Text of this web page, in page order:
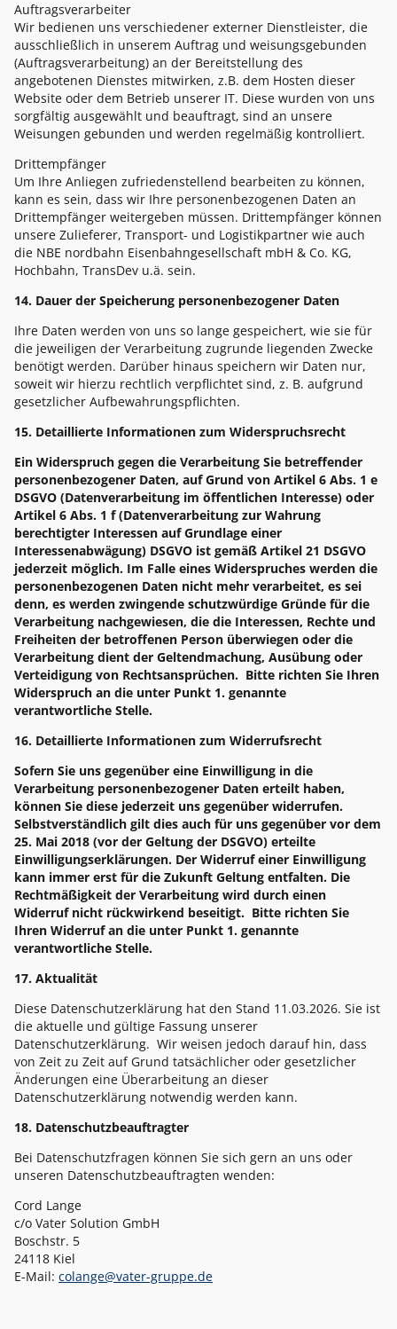
Auftragsverarbeiter
Wir bedienen uns verschiedener externer Dienstleister, die
ausschließlich in unserem Auftrag und weisungsgebunden
(Auftragsverarbeitung) an der Bereitstellung des
angebotenen Dienstes mitwirken, z.B. dem Hosten dieser
Website oder dem Betrieb unserer IT. Diese wurden von uns
sorgfältig ausgewählt und beauftragt, sind an unsere
Weisungen gebunden und werden regelmäßig kontrolliert.
Drittempfänger
Um Ihre Anliegen zufriedenstellend bearbeiten zu können,
kann es sein, dass wir Ihre personenbezogenen Daten an
Drittempfänger weitergeben müssen. Drittempfänger können
unsere Zulieferer, Transport- und Logistikpartner wie auch
die NBE nordbahn Eisenbahngesellschaft mbH & Co. KG,
Hochbahn, TransDev u.ä. sein.
14. Dauer der Speicherung personenbezogener Daten
Ihre Daten werden von uns so lange gespeichert, wie sie für
die jeweiligen der Verarbeitung zugrunde liegenden Zwecke
benötigt werden. Darüber hinaus speichern wir Daten nur,
soweit wir hierzu rechtlich verpflichtet sind, z. B. aufgrund
gesetzlicher Aufbewahrungspflichten.
15. Detaillierte Informationen zum Widerspruchsrecht
Ein Widerspruch gegen die Verarbeitung Sie betreffender
personenbezogener Daten, auf Grund von Artikel 6 Abs. 1 e
DSGVO (Datenverarbeitung im öffentlichen Interesse) oder
Artikel 6 Abs. 1 f (Datenverarbeitung zur Wahrung
berechtigter Interessen auf Grundlage einer
Interessenabwägung) DSGVO ist gemäß Artikel 21 DSGVO
jederzeit möglich. Im Falle eines Widerspruches werden die
personenbezogenen Daten nicht mehr verarbeitet, es sei
denn, es werden zwingende schutzwürdige Gründe für die
Verarbeitung nachgewiesen, die die Interessen, Rechte und
Freiheiten der betroffenen Person überwiegen oder die
Verarbeitung dient der Geltendmachung, Ausübung oder
Verteidigung von Rechtsansprüchen. Bitte richten Sie Ihren
Widerspruch an die unter Punkt 1. genannte
verantwortliche Stelle.
16. Detaillierte Informationen zum Widerrufsrecht
Sofern Sie uns gegenüber eine Einwilligung in die
Verarbeitung personenbezogener Daten erteilt haben,
können Sie diese jederzeit uns gegenüber widerrufen.
Selbstverständlich gilt dies auch für uns gegenüber vor dem
25. Mai 2018 (vor der Geltung der DSGVO) erteilte
Einwilligungserklärungen. Der Widerruf einer Einwilligung
kann immer erst für die Zukunft Geltung entfalten. Die
Rechtmäßigkeit der Verarbeitung wird durch einen
Widerruf nicht rückwirkend beseitigt. Bitte richten Sie
Ihren Widerruf an die unter Punkt 1. genannte
verantwortliche Stelle.
17. Aktualität
Diese Datenschutzerklärung hat den Stand 11.03.2026. Sie ist
die aktuelle und gültige Fassung unserer
Datenschutzerklärung. Wir weisen jedoch darauf hin, dass
von Zeit zu Zeit auf Grund tatsächlicher oder gesetzlicher
Änderungen eine Überarbeitung an dieser
Datenschutzerklärung notwendig werden kann.
18. Datenschutzbeauftragter
Bei Datenschutzfragen können Sie sich gern an uns oder
unseren Datenschutzbeauftragten wenden:
Cord Lange
c/o Vater Solution GmbH
Boschstr. 5
24118 Kiel
E-Mail: colange@vater-gruppe.de